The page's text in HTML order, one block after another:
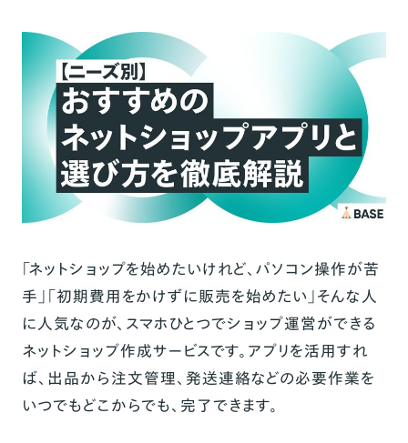
「ネットショップを始めたいけれど、パソコン操作が苦
手」「初期費用をかけずに販売を始めたい」そんな人
に人気なのが、スマホひとつでショップ運営ができる
ネットショップ作成サービスです。アプリを活用すれ
ば、出品から注文管理、発送連絡などの必要作業を
いつでもどこからでも、完了できます。